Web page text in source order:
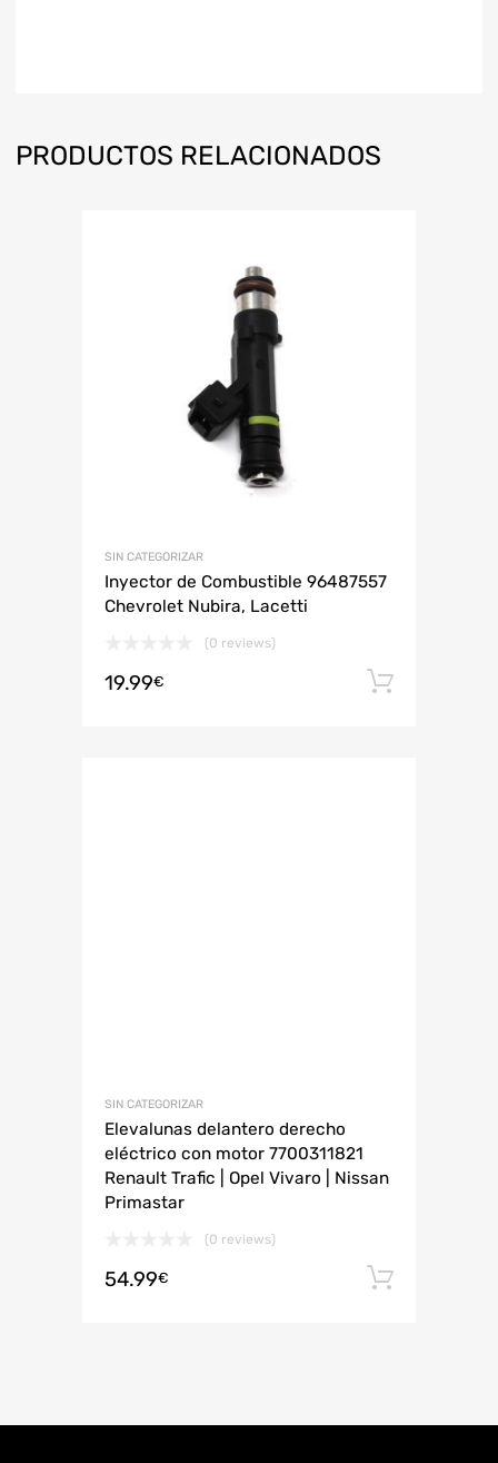
PRODUCTOS RELACIONADOS
SIN CATEGORIZAR
Inyector de Combustible 96487557
Chevrolet Nubira, Lacetti
(0 reviews)
19.99€
SIN CATEGORIZAR
Elevalunas delantero derecho
eléctrico con motor 7700311821
Renault Trafic | Opel Vivaro | Nissan
Primastar
(0 reviews)
54.99€